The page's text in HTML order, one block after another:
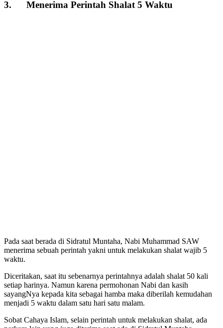
3. Menerima Perintah Shalat 5 Waktu
Pada saat berada di Sidratul Muntaha, Nabi Muhammad SAW
menerima sebuah perintah yakni untuk melakukan shalat wajib 5
waktu.
Diceritakan, saat itu sebenarnya perintahnya adalah shalat 50 kali
setiap harinya. Namun karena permohonan Nabi dan kasih
sayangNya kepada kita sebagai hamba maka diberilah kemudahan
menjadi 5 waktu dalam satu hari satu malam.
Sobat Cahaya Islam, selain perintah untuk melakukan shalat, ada